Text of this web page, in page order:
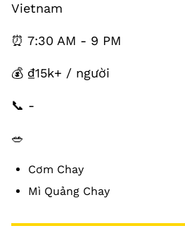
Vietnam
⏰ 7:30 AM - 9 PM
💰 ₫15k+ / người
📞 -
🥗
Cơm Chay
Mì Quảng Chay